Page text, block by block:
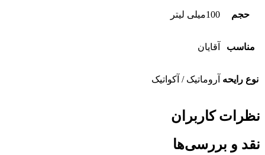
حجم 100میلی لیتر
مناسب آقایان
نوع رایحه آروماتیک / آکواتیک
نظرات کاربران
نقد و بررسی‌ها